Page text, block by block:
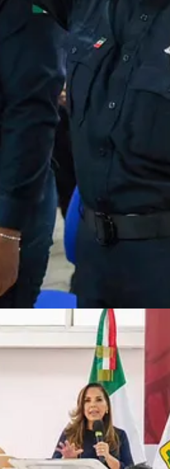
ilícito.
de Playa del Carmen y
Gómez Torres; el coordinador
el director del Instituto